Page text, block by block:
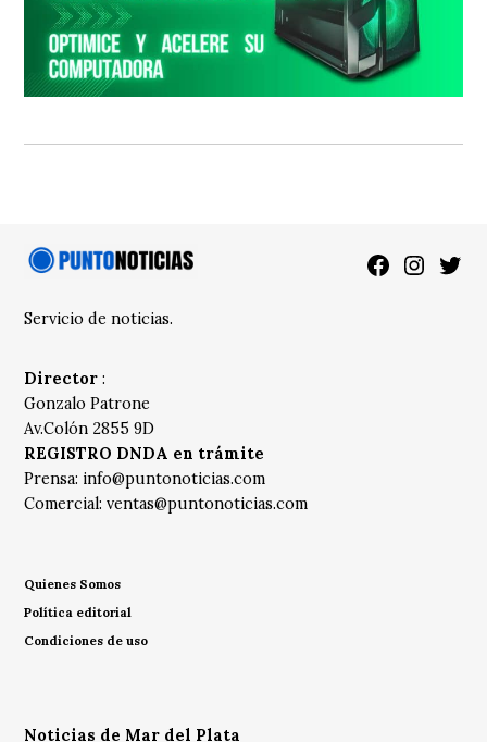
Facebook
Servicio de noticias.
Director :
Gonzalo Patrone
Av.Colón 2855 9D
REGISTRO DNDA en trámite
Prensa: info@puntonoticias.com
Comercial:ventas@puntonoticias.com
Quienes Somos
Política editorial
Condiciones de uso
Noticias de Mar del Plata